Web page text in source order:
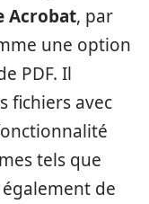
Acrobat, par
une option
PDF. Il
fichiers avec
tels que
de